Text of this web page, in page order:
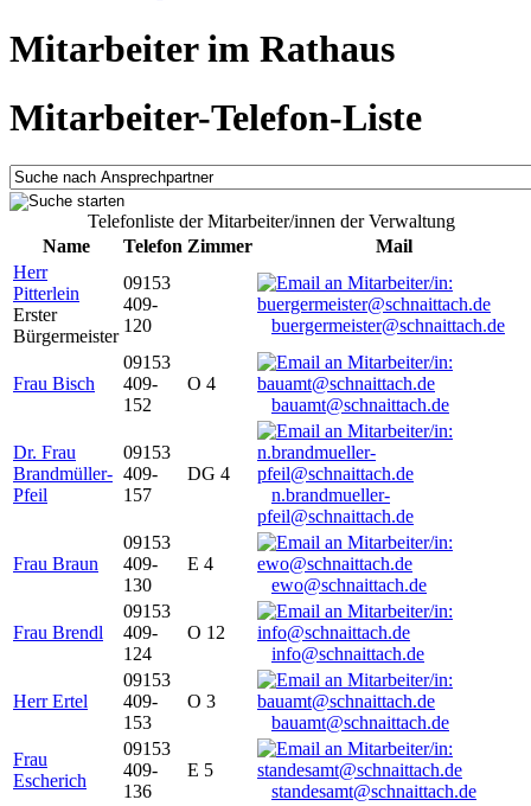
Mitarbeiter im Rathaus
Mitarbeiter-Telefon-Liste
Telefonliste der Mitarbeiter/innen der Verwaltung
Name
Telefon Zimmer
Mail
Herr
Pitterlein
Erster
Bürgermeister
09153
409-
120
buergermeister@schnaittach.de
Frau Bisch
09153
409-
152
O 4
bauamt@schnaittach.de
Dr. Frau
Brandmüller-
Pfeil
09153
409-
157
DG 4
n.brandmueller-
pfeil@schnaittach.de
Frau Braun
09153
409-
130
E 4
ewo@schnaittach.de
Frau Brendl
09153
409-
124
O 12
info@schnaittach.de
Herr Ertel
09153
409-
153
O 3
bauamt@schnaittach.de
Frau
Escherich
09153
409-
136
E 5
standesamt@schnaittach.de